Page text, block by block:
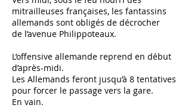
mitrailleuses françaises, les fantassins
allemands sont obligés de décrocher
de l’avenue Philippoteaux.
L’offensive allemande reprend en début
d’après-midi.
Les Allemands feront jusqu’à 8 tentatives
pour forcer le passage vers la gare.
En vain.